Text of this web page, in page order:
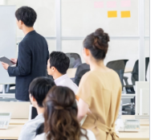
ハウ共有をおこなってい
め、業務で必要な資格の
供や部門内での勉強会な
す。
ものではありません）